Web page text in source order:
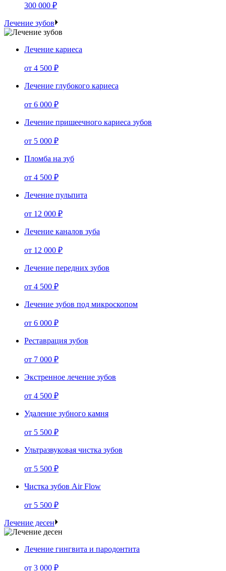
300 000 ₽
Лечение зубов
Лечение кариеса
от 4 500 ₽
Лечение глубокого кариеса
от 6 000 ₽
Лечение пришеечного кариеса зубов
от 5 000 ₽
Пломба на зуб
от 4 500 ₽
Лечение пульпита
от 12 000 ₽
Лечение каналов зуба
от 12 000 ₽
Лечение передних зубов
от 4 500 ₽
Лечение зубов под микроскопом
от 6 000 ₽
Реставрация зубов
от 7 000 ₽
Экстренное лечение зубов
от 4 500 ₽
Удаление зубного камня
от 5 500 ₽
Ультразвуковая чистка зубов
от 5 500 ₽
Чистка зубов Air Flow
от 5 500 ₽
Лечение десен
Лечение гингвита и пародонтита
от 3 000 ₽